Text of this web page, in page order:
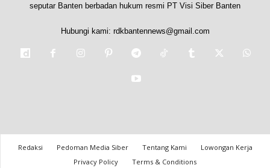
seputar Banten berbadan hukum resmi PT Visi Siber Banten
Hubungi kami: rdkbantennews@gmail.com
Redaksi Pedoman Media Siber Tentang Kami
Lowongan Kerja
Privacy Policy
Terms & Conditions